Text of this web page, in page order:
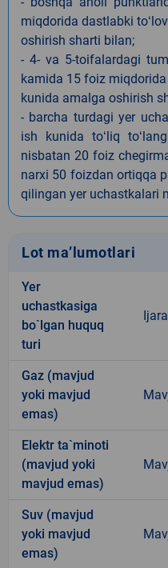
miqdorida dastlabki
oshirish sharti bilan;
- 4- va 5-toifalardagi
kamida 15 foiz miqdorida
kunida amalga oshirish
- barcha turdagi yer
ish kunida toʻliq
nisbatan 20 foiz
narxi 50 foizdan ortiqqa
qilingan yer uchastkalari
Lot ma’lumotlari
Yer
uchastkasiga
bo`lgan huquq
turi
Ijara
Gaz (mavjud
yoki mavjud
emas)
Elektr ta`minoti
(mavjud yoki
mavjud emas)
Suv (mavjud
yoki mavjud
emas)